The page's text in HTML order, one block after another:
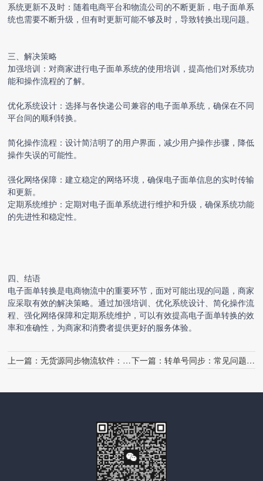
系统更新不及时：随着电商平台和物流公司的不断更新，电子面单系
统也需要不断升级，但有时更新可能不够及时，导致转换出现问题。
三、解决策略
加强培训：对商家进行电子面单系统的使用培训，提高他们对系统功
能和操作流程的了解。
优化系统设计：选择与各快递公司兼容的电子面单系统，确保在不同
平台间的顺利转换。
简化操作流程：设计简洁明了的用户界面，减少用户操作步骤，降低
操作失误的可能性。
强化网络保障：建立稳定的网络环境，确保电子面单信息的实时传输
和更新。
定期系统维护：定期对电子面单系统进行维护和升级，确保系统功能
的先进性和稳定性。
四、结语
电子面单转换是电商物流中的重要环节，面对可能出现的问题，商家
应采取有效的解决策略。通过加强培训、优化系统设计、简化操作流
程、强化网络保障和定期系统维护，可以有效提高电子面单转换的效
率和准确性，为商家和消费者提供更好的服务体验。
上一篇：无货源同步物流软件：常见问题解答 下一篇： 转单号同步：常见问题解答